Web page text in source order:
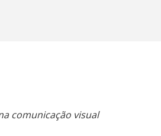
comunicação visual